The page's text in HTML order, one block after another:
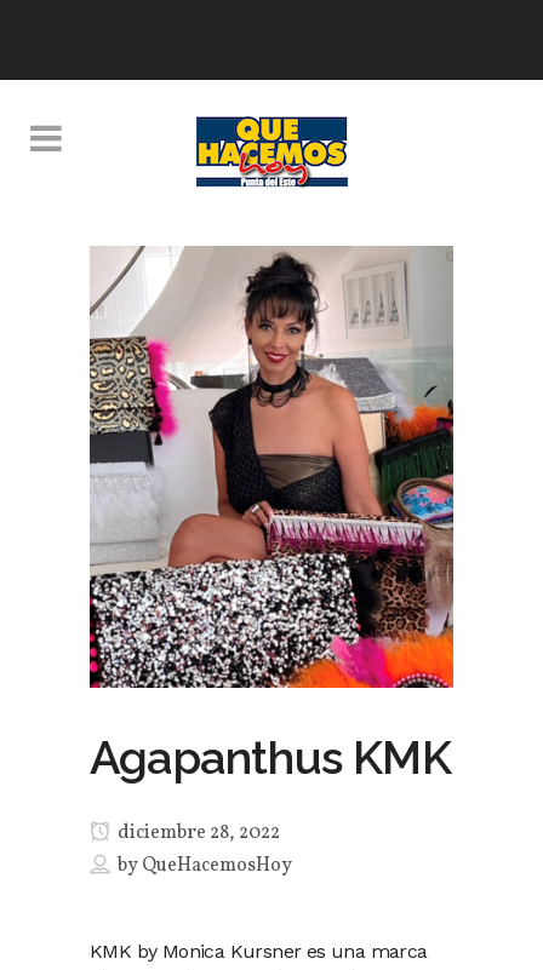
Agapanthus KMK
diciembre 28, 2022
byQueHacemosHoy
KMK by Monica Kursner es una marca